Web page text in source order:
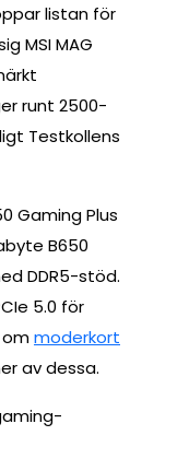
listan för
MSI MAG
runt 2500-
Testkollens
Gaming Plus
B650
DDR5-stöd.
5.0 för
moderkort
av dessa.